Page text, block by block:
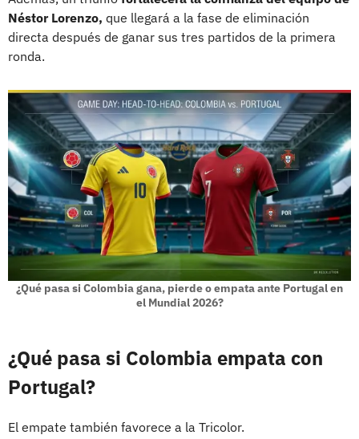
Néstor Lorenzo, que llegará a la fase de eliminación
directa después de ganar sus tres partidos de la primera
ronda.
¿Qué pasa si Colombia gana, pierde o empata ante Portugal en
el Mundial 2026?
¿Qué pasa si Colombia empata con
Portugal?
El empate también favorece a la Tricolor.